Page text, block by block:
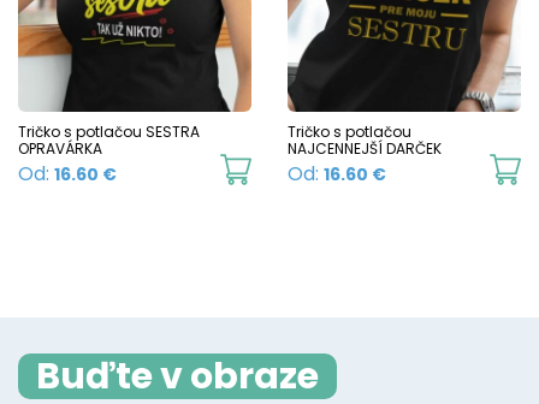
options
may
chosen
on
Tričko s potlačou SESTRA
OPRAVÁRKA
Od: 16.60 €
This
options
Tričko s potlačou
NAJCENNEJŠÍ DARČEK
Od: 16.60 €
Buďte v obraze